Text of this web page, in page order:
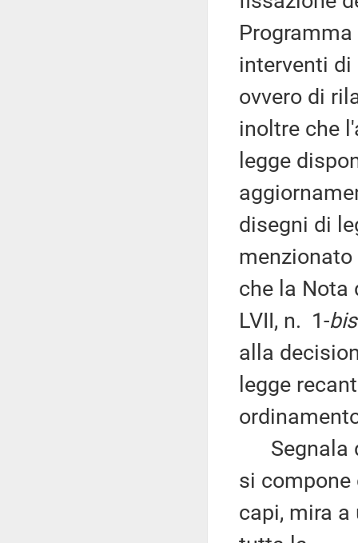
interventi
ovvero di
inoltre che
legge
disegni di
che la Nota
LVII, n. 1-bis
alla
legge
Segnala
si
capi, mira